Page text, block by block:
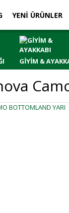
YENİ ÜRÜNLER
GİYİM &